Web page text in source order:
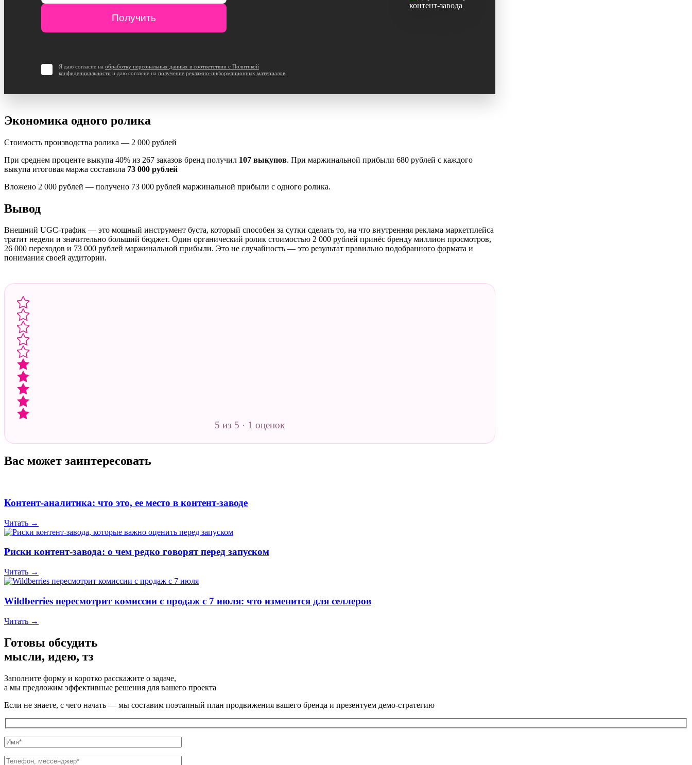
Я даю согласие на обработку персональных данных в соответствии с Политикой
конфиденциальности и даю согласие на получение рекламно-информационных материалов
Экономика одного ролика
Стоимость производства ролика — 2 000 рублей
При среднем проценте выкупа 40% из 267 заказов бренд получил 107 выкупов. При маржинальной прибыли 680 рублей с каждого
выкупа итоговая маржа составила 73 000 рублей
Вложено 2 000 рублей — получено 73 000 рублей маржинальной прибыли с одного ролика.
Вывод
Внешний UGC-трафик — это мощный инструмент буста, который способен за сутки сделать то, на что внутренняя реклама маркетплейса
тратит недели и значительно больший бюджет. Один органический ролик стоимостью 2 000 рублей принёс бренду миллион просмотров,
26 000 переходов и 73 000 рублей маржинальной прибыли. Это не случайность — это результат правильно подобранного формата и
понимания своей аудитории.
5 из 5 · 1 оценок
Вас может заинтересовать
Контент-аналитика: что это, ее место в контент-заводе
Читать →
Риски контент-завода: о чем редко говорят перед запуском
Читать →
Wildberries пересмотрит комиссии с продаж с 7 июля: что изменится для селлеров
Читать →
Готовы обсудить
мысли, идею, тз
Заполните форму и коротко расскажите о задаче,
а мы предложим эффективные решения для вашего проекта
Если не знаете, с чего начать — мы составим поэтапный план продвижения вашего бренда и презентуем демо-стратегию